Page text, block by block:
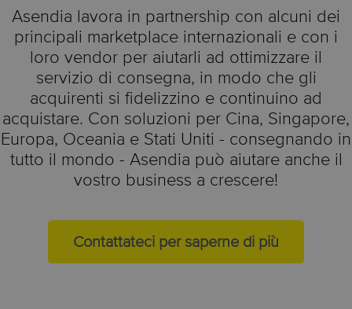
Asendia lavora in partnership con alcuni dei
principali marketplace internazionali e con i
loro vendor per aiutarli ad ottimizzare il
servizio di consegna, in modo che gli
acquirenti si fidelizzino e continuino ad
acquistare. Con soluzioni per Cina, Singapore,
Europa, Oceania e Stati Uniti - consegnando in
tutto il mondo - Asendia può aiutare anche il
vostro business a crescere!
Contattateci per saperne di più